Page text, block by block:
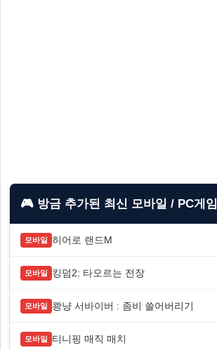
🎮 방금 추가된 최신 모바일 / PC게임
모바일 히어로 랜드M
모바일 킹덤2: 타오르는 전장
모바일 쾅냥 서바이버 : 좀비 쓸어버리기
모바일 티니핑 매직 매치